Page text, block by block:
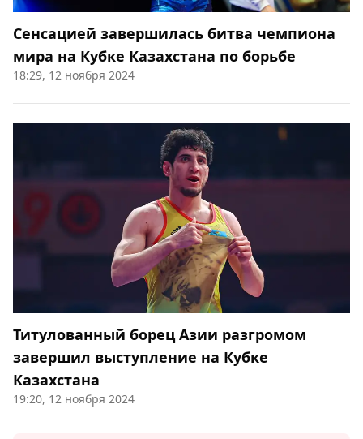
Сенсацией завершилась битва чемпиона
мира на Кубке Казахстана по борьбе
18:29, 12 ноября 2024
Титулованный борец Азии разгромом
завершил выступление на Кубке
Казахстана
19:20, 12 ноября 2024